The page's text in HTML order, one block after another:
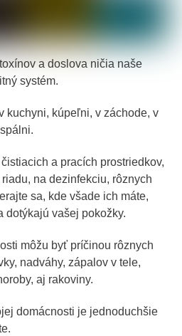
a doslova ničia naše
systém.
kuchyni, kúpeľni, v záchode, v
a pracích prostriedkov,
na dezinfekciu, rôznych
sa, kde všade ich máte,
dotýkajú vašej pokožky.
môžu byť príčinou rôznych
nadváhy, zápalov v tele,
aj rakoviny.
domácnosti je jednoduchšie